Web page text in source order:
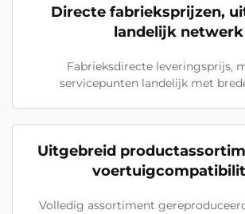
Directe fabrieksprijzen,
landelijk netwerk
Fabrieksdirecte leveringsprijs,
servicepunten landelijk met
Uitgebreid
Volledig assortiment